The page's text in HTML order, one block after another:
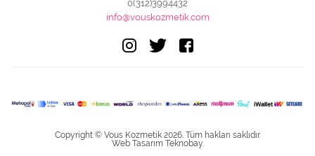
0(312)3994432
info@vouskozmetik.com
Copyright © Vous Kozmetik 2026. Tüm hakları saklıdır.
Web Tasarım Teknobay.